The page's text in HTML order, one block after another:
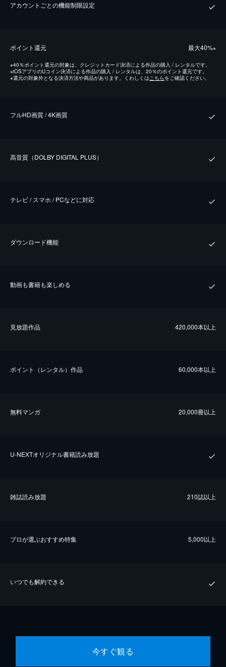
アカウントごとの機能制限設定
ポイント還元 最⼤40%※
※40％ポイント還元の対象は、クレジットカード決済による作品の購入 / レンタルです。
※iOSアプリのUコイン決済による作品の購入 / レンタルは、20％のポイント還元です。
※還元の対象外となる決済方法や商品があります。くわしくはこちらをご確認ください。
フルHD画質 / 4K画質
⾼⾳質（DOLBY DIGITAL PLUS）
テレビ / スマホ / PCなどに対応
ダウンロード機能
動画も書籍も楽しめる
⾒放題作品 420,000本以上
ポイント（レンタル）作品 60,000本以上
無料マンガ 20,000冊以上
U-NEXTオリジナル書籍読み放題
雑誌読み放題 210誌以上
プロが選ぶおすすめ特集 5,000以上
いつでも解約できる
今すぐ観る